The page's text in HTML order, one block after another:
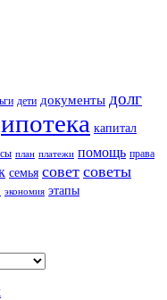
дети документы долг
ипотека капитал
план платежи помощь права
семья совет советы
экономия этапы